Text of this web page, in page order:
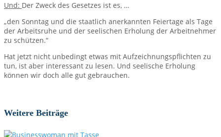
Und: Der Zweck des Gesetzes ist es, …
„den Sonntag und die staatlich anerkannten Feiertage als Tage
der Arbeitsruhe und der seelischen Erholung der Arbeitnehmer
zu schützen.“
Hat jetzt nicht unbedingt etwas mit Aufzeichnungspflichten zu
tun, ist aber interessant zu lesen. Und seelische Erholung
können wir doch alle gut gebrauchen.
Weitere Beiträge